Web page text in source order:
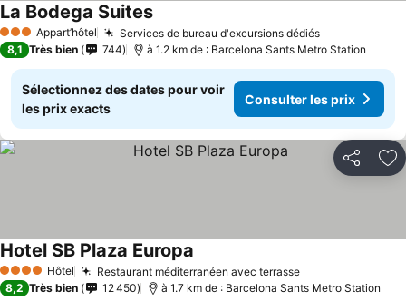
3 ÉtoilesAppart’hôtel Services de bureau d'excursions dédiés
La Bodega Suites
8,1 Très bien 744 à 1.2 km de : Barcelona Sants Metro Station
Sélectionnez des dates pour voir
les prix exacts
Consulter les prix
Partager
4 Étoiles Hôtel Restaurant méditerranéen avec terrasse
Hotel SB Plaza Europa
8,2 Très bien 12 450 à 1.7 km de : Barcelona Sants Metro Station